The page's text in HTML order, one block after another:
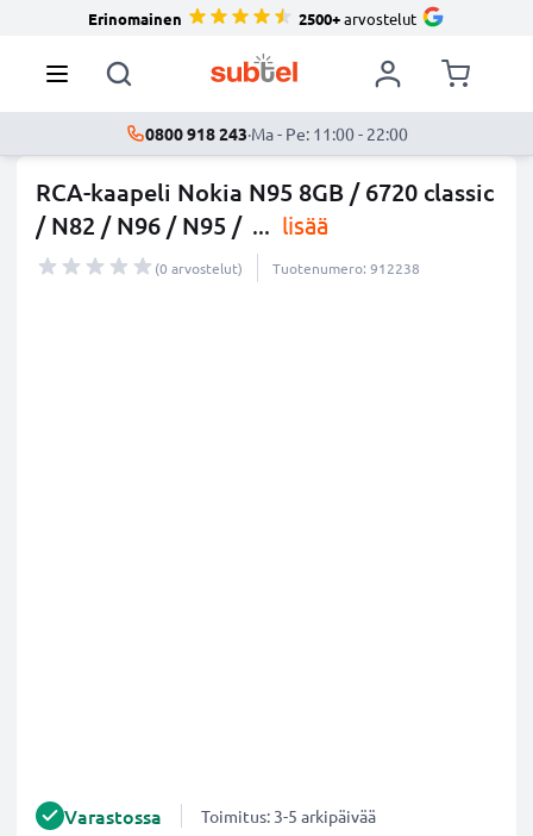
Erinomainen 2500+arvostelut
0800 918 243·Ma - Pe: 11:00 - 22:00
RCA-kaapeli Nokia N95 8GB / 6720 classic
/ N82 / N96 / N95 / ... lisää
(0 arvostelut) Tuotenumero: 912238
Varastossa Toimitus: 3-5 arkipäivää